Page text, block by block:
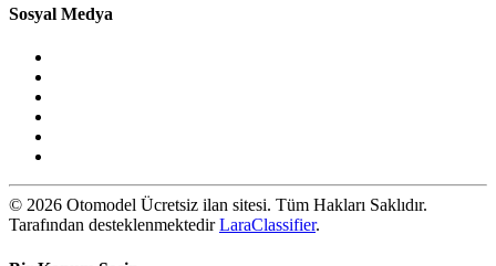
Sosyal Medya
© 2026 Otomodel Ücretsiz ilan sitesi. Tüm Hakları Saklıdır.
Tarafından desteklenmektedirLaraClassifier.